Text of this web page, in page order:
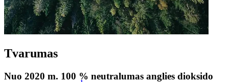
Tvarumas
Nuo 2020 m. 100 % neutralumas anglies dioksido